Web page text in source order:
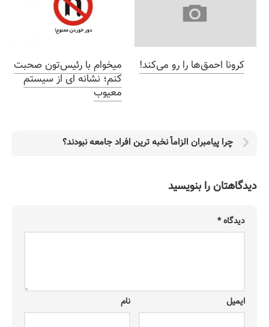
میخوام با رئیس‌تون صحبت
کنم؛ نشانه ای از سیستم
معیوب
کرونا احمق‌ها را رو می‌کند!
چرا پیامبران الزاماً نخبه ترین افراد جامعه نبودند؟
دیدگاهتان را بنویسید
دیدگاه*
نام ایمیل